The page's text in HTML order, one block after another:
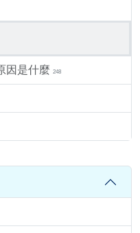
因是什麼 248